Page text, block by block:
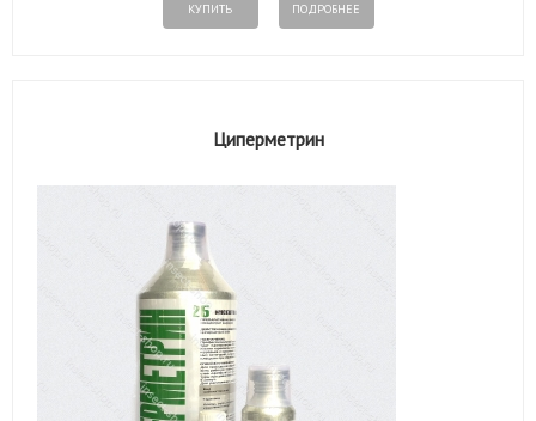
КУПИТЬ ПОДРОБНЕЕ
Циперметрин